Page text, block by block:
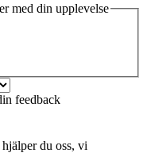
med din upplevelse
feedback
du oss, vi